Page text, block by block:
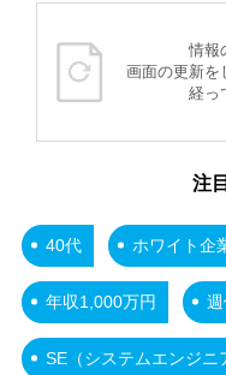
情報
画面の更新を
経っ
注
40代 ホワイト企
年収1,000万円
SE（システムエンジニ